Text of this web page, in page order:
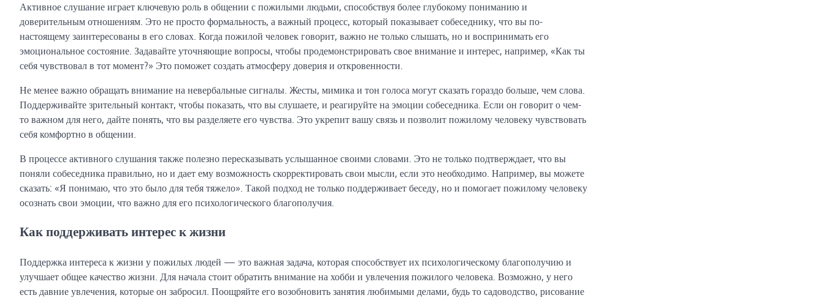
Активное слушание играет ключевую роль в общении с пожилыми людьми, способствуя более глубокому пониманию и
доверительным отношениям. Это не просто формальность, а важный процесс, который показывает собеседнику, что вы по-
настоящему заинтересованы в его словах. Когда пожилой человек говорит, важно не только слышать, но и воспринимать его
эмоциональное состояние. Задавайте уточняющие вопросы, чтобы продемонстрировать свое внимание и интерес, например, «Как ты
себя чувствовал в тот момент?» Это поможет создать атмосферу доверия и откровенности.
Не менее важно обращать внимание на невербальные сигналы. Жесты, мимика и тон голоса могут сказать гораздо больше, чем слова.
Поддерживайте зрительный контакт, чтобы показать, что вы слушаете, и реагируйте на эмоции собеседника. Если он говорит о чем-
то важном для него, дайте понять, что вы разделяете его чувства. Это укрепит вашу связь и позволит пожилому человеку чувствовать
себя комфортно в общении.
В процессе активного слушания также полезно пересказывать услышанное своими словами. Это не только подтверждает, что вы
поняли собеседника правильно, но и дает ему возможность скорректировать свои мысли, если это необходимо. Например, вы можете
сказать: «Я понимаю, что это было для тебя тяжело». Такой подход не только поддерживает беседу, но и помогает пожилому человеку
осознать свои эмоции, что важно для его психологического благополучия.
Как поддерживать интерес к жизни
Поддержка интереса к жизни у пожилых людей — это важная задача, которая способствует их психологическому благополучию и
улучшает общее качество жизни. Для начала стоит обратить внимание на хобби и увлечения пожилого человека. Возможно, у него
есть давние увлечения, которые он забросил. Поощряйте его возобновить занятия любимыми делами, будь то садоводство, рисование